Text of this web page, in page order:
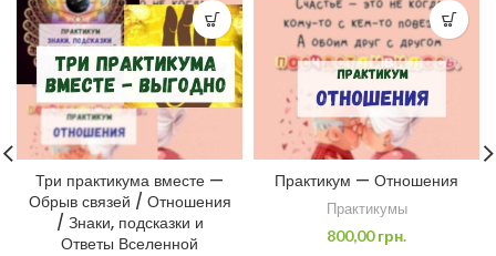
Три практикума вместе —
Обрыв связей / Отношения
/ Знаки, подсказки и
Ответы Вселенной
Практикум — Отношения
Практикумы
800,00грн.